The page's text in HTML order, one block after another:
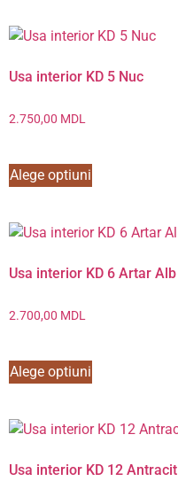
Usa interior KD 5 Nuc
2.750,00 MDL
Alege optiuni
Usa interior KD 6 Artar Alb
2.700,00 MDL
Alege optiuni
Usa interior KD 12 Antracit